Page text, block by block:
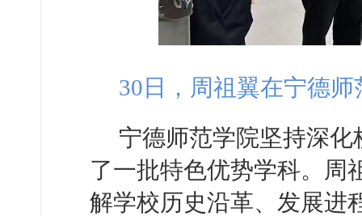
30日，周祖翼在宁德
宁德师范学院坚持深化
了一批特色优势学科。周
解学校历史沿革、发展进